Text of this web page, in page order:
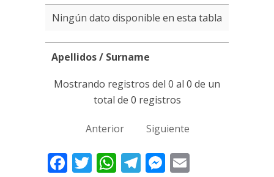
Apellidos / Surname
Ningún dato disponible en esta tabla
Apellidos / Surname
Mostrando registros del 0 al 0 de un
total de 0 registros
Anterior Siguiente
Facebook
Twitter
WhatsApp
Telegram
Messenger